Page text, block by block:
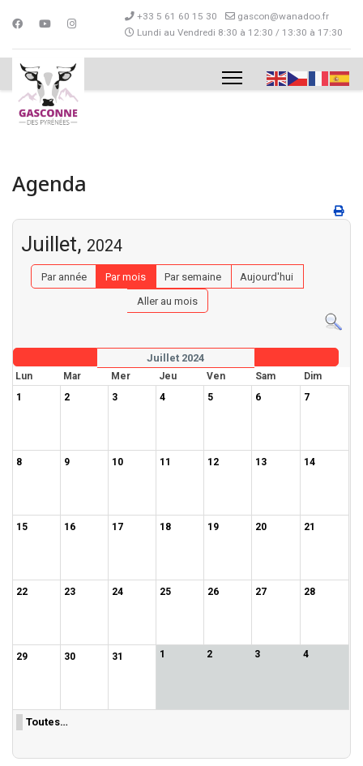
+33 5 61 60 15 30
gascon@wanadoo.fr
Lundi au Vendredi 8:30 à 12:30 / 13:30 à 17:30
Agenda
Juillet, 2024
Par année Par mois Par semaine
Aujourd'hui
Aller au mois
Juillet 2024
Lun Mar Mer Jeu Ven Sam
Dim
1
2 3 4 5 6 7
8 9 10 11 12 13 14
15 16 17 18 19 20 21
22 23 24 25 26 27 28
29 30 31 1 2 3 4
Toutes…